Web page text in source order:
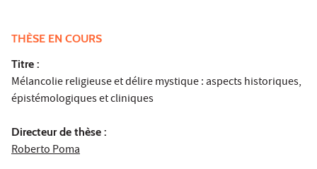
THÈSE EN COURS
Titre :
Mélancolie religieuse et délire mystique : aspects historiques,
épistémologiques et cliniques
Directeur de thèse :
Roberto Poma